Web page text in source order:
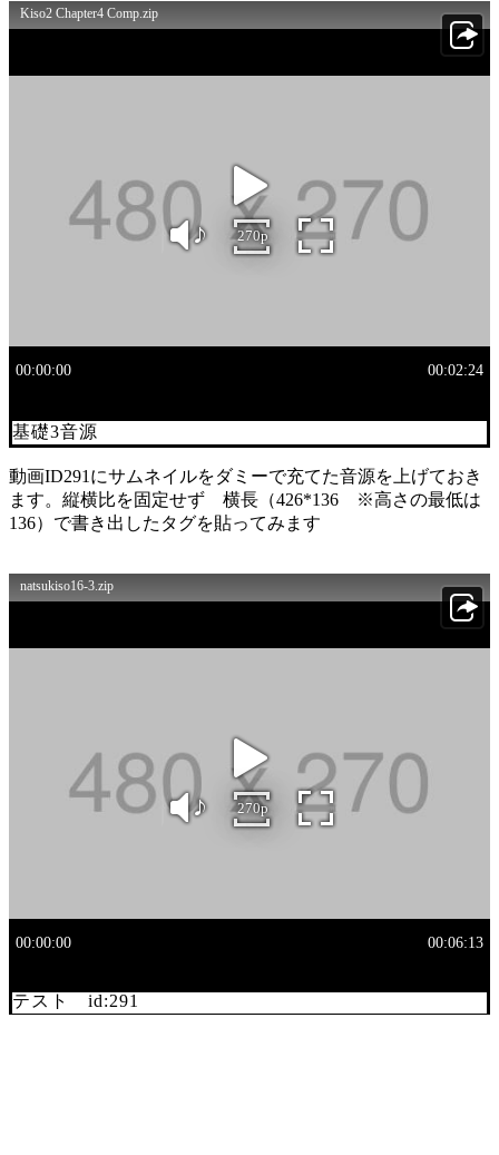
基礎3音源
動画ID291にサムネイルをダミーで充てた音源を上げておき
ます。縦横比を固定せず 横長（426*136 ※高さの最低は
136）で書き出したタグを貼ってみます
テスト id:291